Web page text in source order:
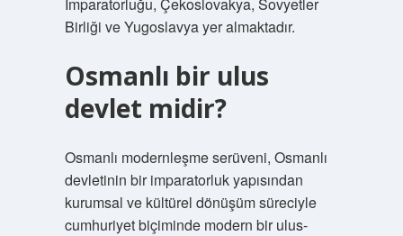
Birliği ve Yugoslavya yer almaktadır.
Osmanlı bir ulus
devlet midir?
Osmanlı modernleşme serüveni, Osmanlı
devletinin bir imparatorluk yapısından
kurumsal ve kültürel dönüşüm süreciyle
cumhuriyet biçiminde modern bir ulus-